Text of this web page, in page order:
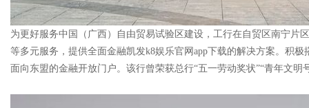
为更好服务中国（广西）自由贸易试验区建设，工行在自贸区南宁
等多元服务，提供全面金融凯发k8娱乐官网app下载的解决方案。积
面向东盟的金融开放门户。该行曾荣获总行“五一劳动奖状”“青年文明